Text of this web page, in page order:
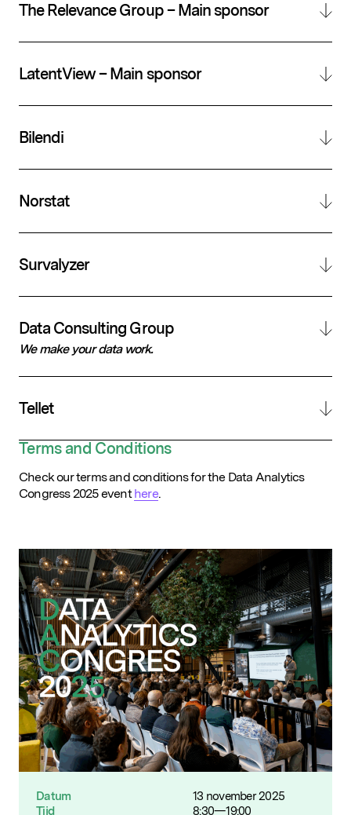
The Relevance Group – Main sponsor
LatentView – Main sponsor
Bilendi
Norstat
Survalyzer
Data Consulting Group
We make your data work.
Tellet
Terms and Conditions
Check our terms and conditions for the Data Analytics
Congress 2025 eventhere.
Datum
13 november 2025
Tijd
8:30—19:00